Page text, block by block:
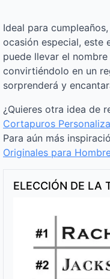
Ideal para
ocasión especial, este
puede llevar el
convirtiéndolo en un
sorprenderá y
¿Quieres otra idea de
Cortapuros
Para aún más
Originales para
ELECCIÓN DE LA